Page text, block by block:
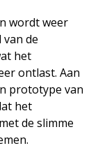
wordt weer
de
het
ontlast. Aan
prototype van
het
de slimme